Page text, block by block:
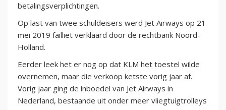
betalingsverplichtingen.
Op last van twee schuldeisers werd Jet Airways op 21
mei 2019 failliet verklaard door de rechtbank Noord-
Holland.
Eerder leek het er nog op dat KLM het toestel wilde
overnemen, maar die verkoop ketste vorig jaar af.
Vorig jaar ging de inboedel van Jet Airways in
Nederland, bestaande uit onder meer vliegtuigtrolleys